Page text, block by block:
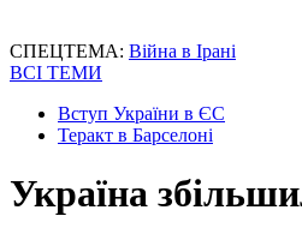
СПЕЦТЕМА: Війна в Ірані
ВСІ ТЕМИ
Вступ України в ЄС
Теракт в Барселоні
Україна